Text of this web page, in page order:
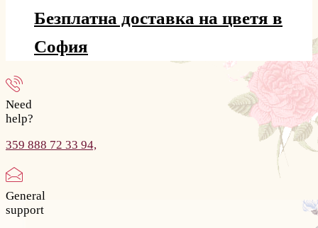
Безплатна доставка на цветя в
София
Need
help?
359 888 72 33 94,
General
support